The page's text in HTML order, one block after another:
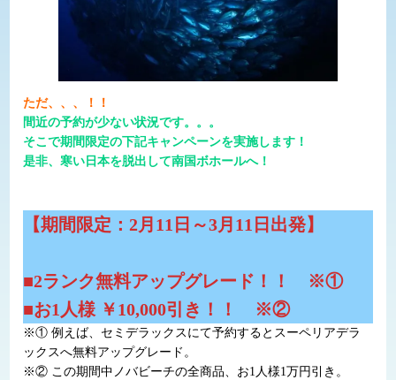
ただ、、、！！
間近の予約が少ない状況です。。。
そこで期間限定の下記キャンペーンを実施します！
是非、寒い日本を脱出して南国ボホールへ！
【期間限定：2月11日～3月11日出発】
■2ランク無料アップグレード！！ ※①
■お1人様 ￥10,000引き！！ ※②
※① 例えば、セミデラックスにて予約するとスーペリアデラ
ックスへ無料アップグレード。
※② この期間中ノバビーチの全商品、お1人様1万円引き。